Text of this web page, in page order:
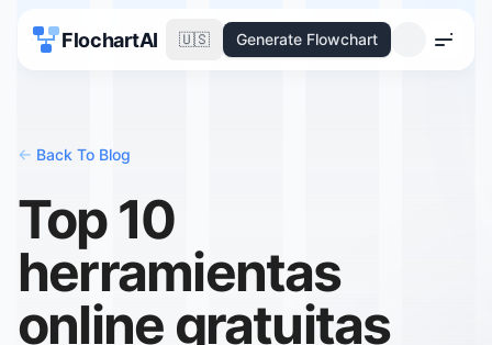
FlochartAI 🇺🇸 Generate Flowchart
Menu
<- Back To Blog
Top 10
herramientas
online gratuitas